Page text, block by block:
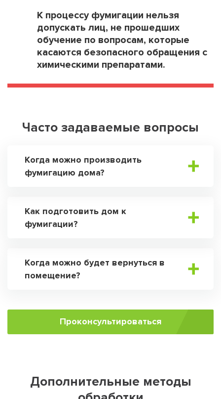
К процессу фумигации нельзя
допускать лиц, не прошедших
обучение по вопросам, которые
касаются безопасного обращения с
химическими препаратами.
Часто задаваемые вопросы
Когда можно производить
фумигацию дома?
Как подготовить дом к
фумигации?
Когда можно будет вернуться в
помещение?
Проконсультироваться
Дополнительные методы